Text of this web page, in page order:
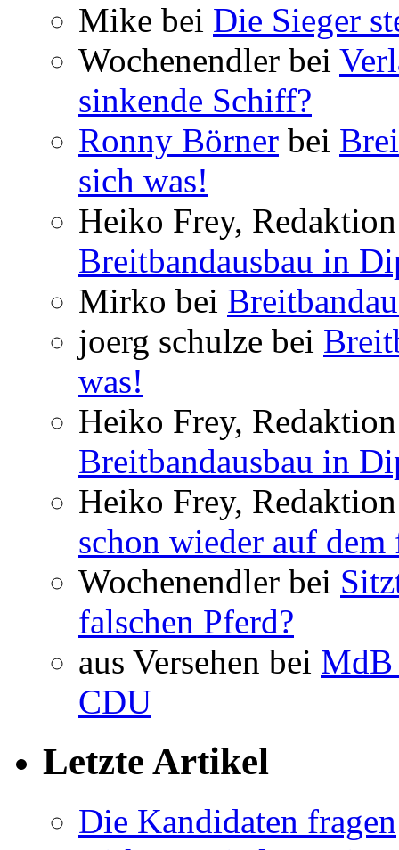
Mike bei Die Sieger
Wochenendler bei
sinkende Schiff?
Ronny Börner bei
sich was!
Heiko Frey,
Breitbandausbau in
Mirko bei
joerg schulze bei
was!
Heiko Frey,
Breitbandausbau in
Heiko Frey,
schon wieder auf dem
Wochenendler bei
falschen Pferd?
aus Versehen bei MdB
CDU
Letzte Artikel
Die Kandidaten fragen